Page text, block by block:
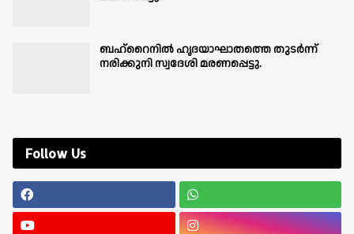
ബഹ്‌റൈനിൽ ഹൃദയാഘാതത്തെ തുടർന്ന്
നരിക്കുനി സ്വദേശി മരണപ്പെട്ടു.
Follow Us